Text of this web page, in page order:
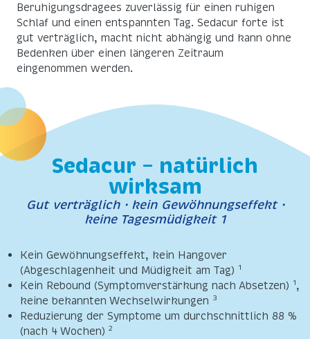
Beruhigungsdragees zuverlässig für einen ruhigen
Schlaf und einen entspannten Tag. Sedacur forte ist
gut verträglich, macht nicht abhängig und kann ohne
Bedenken über einen längeren Zeitraum
eingenommen werden.
Sedacur – natürlich
wirksam
Gut verträglich · kein Gewöhnungseffekt ·
keine Tagesmüdigkeit 1
Kein Gewöhnungseffekt, kein Hangover
(Abgeschlagenheit und Müdigkeit am Tag) 1
Kein Rebound (Symptomverstärkung nach Absetzen) 1,
keine bekannten Wechselwirkungen 3
Reduzierung der Symptome um durchschnittlich 88 %
(nach 4 Wochen) 2